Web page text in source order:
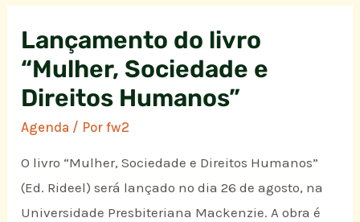
Lançamento do livro
“Mulher, Sociedade e
Direitos Humanos”
Agenda / Porfw2
O livro “Mulher, Sociedade e Direitos Humanos”
(Ed. Rideel) será lançado no dia 26 de agosto, na
Universidade Presbiteriana Mackenzie. A obra é